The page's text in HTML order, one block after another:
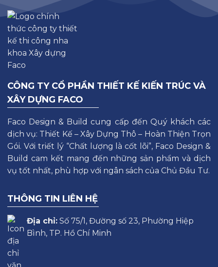
CÔNG TY CỔ PHẦN THIẾT KẾ KIẾN TRÚC VÀ
XÂY DỰNG FACO
Faco Design & Build cung cấp đến Quý khách các
dịch vụ: Thiết Kế – Xây Dựng Thô – Hoàn Thiện Trọn
Gói. Với triết lý “Chất lượng là cốt lõi”, Faco Design &
Build cam kết mang đến những sản phẩm và dịch
vụ tốt nhất, phù hợp với ngân sách của Chủ Đầu Tư.
THÔNG TIN LIÊN HỆ
Địa chỉ: Số 75/1, Đường số 23, Phường Hiệp
Bình, TP. Hồ Chí Minh